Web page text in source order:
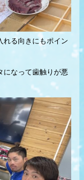
れる向きにもポイン
になって歯触りが悪